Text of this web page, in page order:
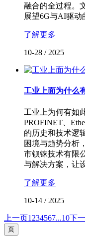
融合的全过程。
展望6G与AI驱动
了解更多
10-28 / 2025
工业上面为什么
工业上为何有如
PROFINET、
的历史和技术逻
困境与趋势分析
市钡铼技术有限
与解决方案，让
了解更多
10-14 / 2025
上一页1 234567...10下